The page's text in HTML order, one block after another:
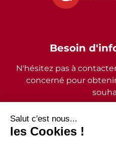
Besoin
N'hésitez pas à
concerné pour
2026 - © Commune de